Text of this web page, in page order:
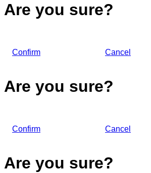
Are you sure?
Confirm Cancel
Are you sure?
Confirm Cancel
Are you sure?